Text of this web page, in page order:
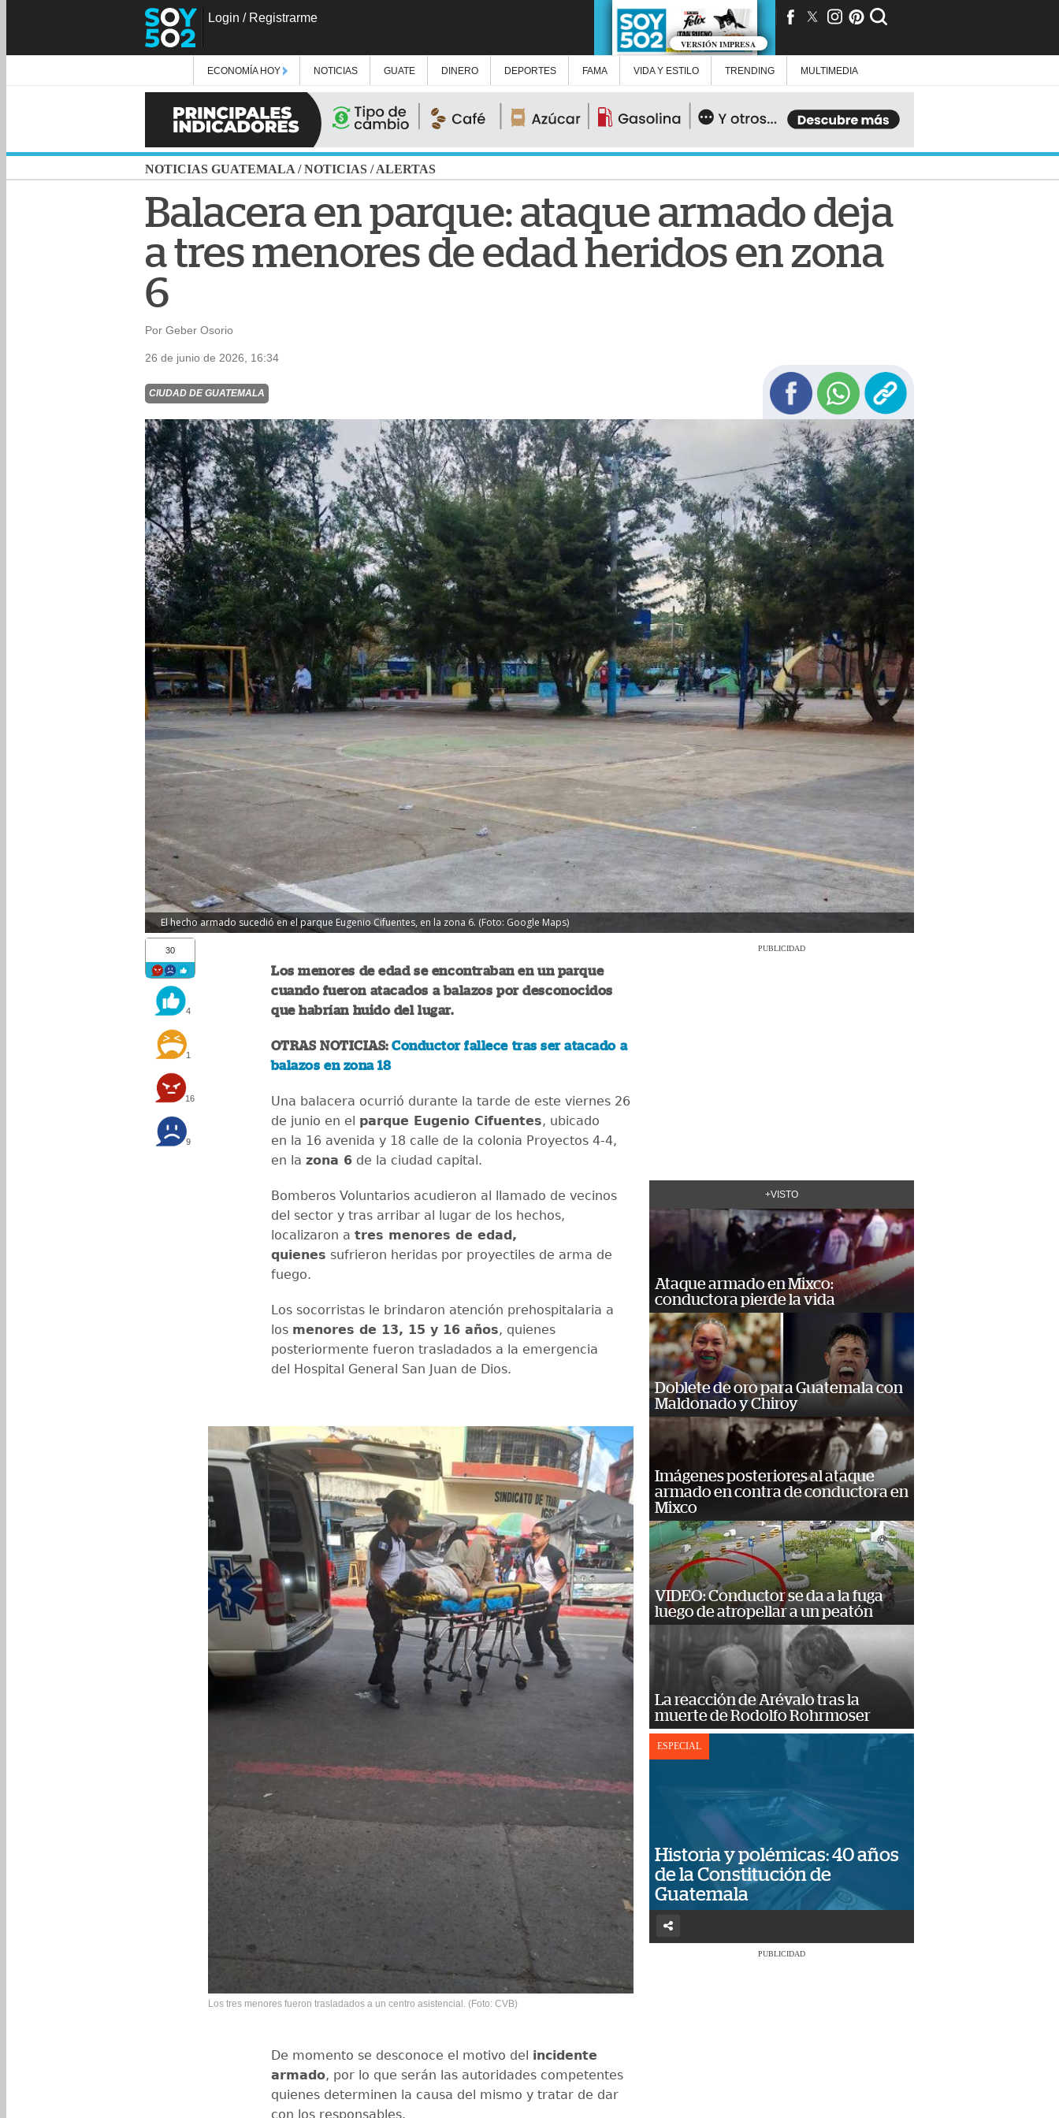
Login / Registrarme
VERSIÓN IMPRESA
ECONOMÍA HOY NOTICIAS GUATE DINERO DEPORTES FAMA VIDA Y ESTILO TRENDING MULTIMEDIA
NOTICIAS GUATEMALA /NOTICIAS /ALERTAS
Balacera en parque: ataque armado deja
a tres menores de edad heridos en zona
6
Por Geber Osorio
26 de junio de 2026, 16:34
CIUDAD DE GUATEMALA
El hecho armado sucedió en el parque Eugenio Cifuentes, en la zona 6. (Foto: Google Maps)
30
4
1
16
9
Los menores de edad se encontraban en un parque
cuando fueron atacados a balazos por desconocidos
que habrían huido del lugar.
OTRAS NOTICIAS:Conductor fallece tras ser atacado a
balazos en zona 18
Una balacera ocurrió durante la tarde de este viernes 26
de junio en el parque Eugenio Cifuentes, ubicado
en la 16 avenida y 18 calle de la colonia Proyectos 4-4,
en la zona 6 de la ciudad capital.
Bomberos Voluntarios acudieron al llamado de vecinos
del sector y tras arribar al lugar de los hechos,
localizaron a tres menores de edad,
quienes sufrieron heridas por proyectiles de arma de
fuego.
Los socorristas le brindaron atención prehospitalaria a
los menores de 13, 15 y 16 años, quienes
posteriormente fueron trasladados a la emergencia
del Hospital General San Juan de Dios.
Los tres menores fueron trasladados a un centro asistencial. (Foto: CVB)
De momento se desconoce el motivo del incidente
armado, por lo que serán las autoridades competentes
quienes determinen la causa del mismo y tratar de dar
con los responsables.
PUBLICIDAD
+VISTO
Ataque armado en Mixco:
conductora pierde la vida
Doblete de oro para Guatemala con
Maldonado y Chiroy
Imágenes posteriores al ataque
armado en contra de conductora en
Mixco
VIDEO: Conductor se da a la fuga
luego de atropellar a un peatón
La reacción de Arévalo tras la
muerte de Rodolfo Rohrmoser
ESPECIAL
Historia y polémicas: 40 años
de la Constitución de
Guatemala
PUBLICIDAD